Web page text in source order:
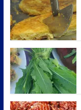
b
o
o
k
er